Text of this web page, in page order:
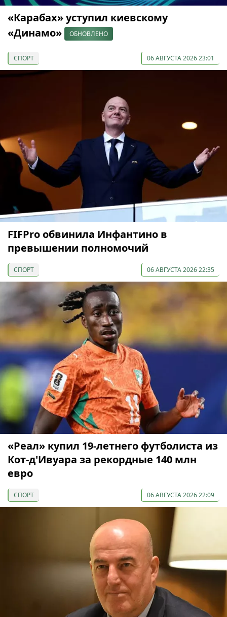
«Карабах» уступил киевскому
«Динамо»
ОБНОВЛЕНО
СПОРТ 06 АВГУСТА 2026 23:01
FIFPro обвинила Инфантино в
превышении полномочий
СПОРТ 06 АВГУСТА 2026 22:35
«Реал» купил 19-летнего футболиста из
Кот-д'Ивуара за рекордные 140 млн
евро
СПОРТ 06 АВГУСТА 2026 22:09